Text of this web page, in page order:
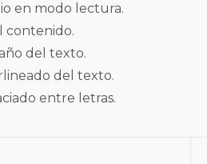
en modo lectura.
contenido.
del texto.
del texto.
entre letras.